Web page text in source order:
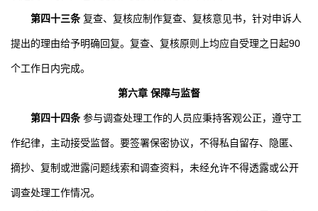
第四十三条 复查、复核应制作复查、复核意见书，针对申诉人
提出的理由给予明确回复。复查、复核原则上均应自受理之日起90
个工作日内完成。
第六章 保障与监督
第四十四条 参与调查处理工作的人员应秉持客观公正，遵守工
作纪律，主动接受监督。要签署保密协议，不得私自留存、隐匿、
摘抄、复制或泄露问题线索和调查资料，未经允许不得透露或公开
调查处理工作情况。